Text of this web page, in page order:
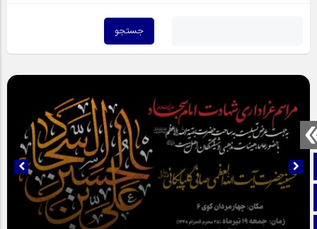
صفحه نخست